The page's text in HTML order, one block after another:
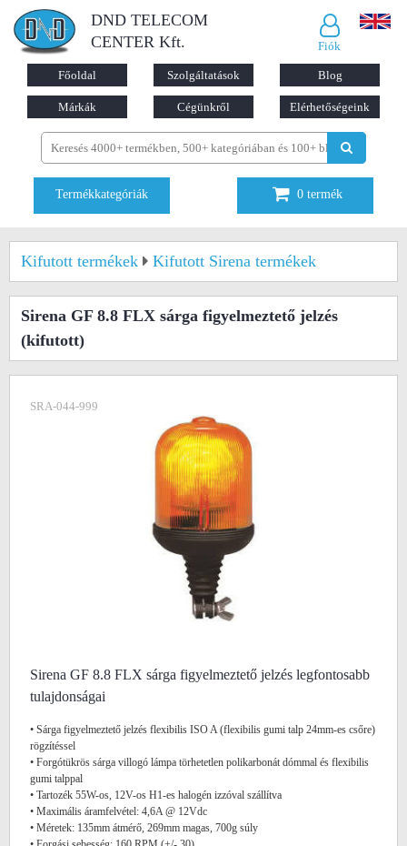
DND TELECOM
CENTER Kft.
Fiók
Főoldal Szolgáltatások Blog
Márkák Cégünkről Elérhetőségeink
Termékkategóriák 0 termék
Kifutott termékek Kifutott Sirena termékek
Sirena GF 8.8 FLX sárga figyelmeztető jelzés
(kifutott)
SRA-044-999
Sirena GF 8.8 FLX sárga figyelmeztető jelzés legfontosabb
tulajdonságai
• Sárga figyelmeztető jelzés flexibilis ISO A (flexibilis gumi talp 24mm-es csőre)
rögzítéssel
• Forgótükrös sárga villogó lámpa törhetetlen polikarbonát dómmal és flexibilis
gumi talppal
• Tartozék 55W-os, 12V-os H1-es halogén izzóval szállítva
• Maximális áramfelvétel: 4,6A @ 12Vdc
• Méretek: 135mm átmérő, 269mm magas, 700g súly